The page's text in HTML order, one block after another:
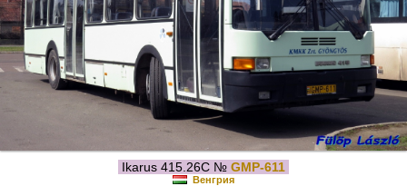
Ikarus 415.26C № GMP-611
Венгрия